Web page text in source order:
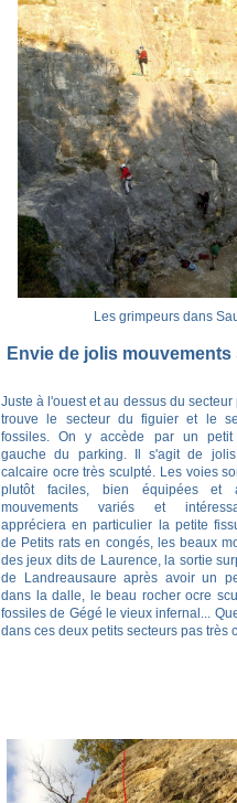
Les grimpeurs dans
Envie de jolis
Juste à l'ouest et au dessus du secteur
trouve le secteur du figuier et le
fossiles. On y accède par un
gauche du parking. Il s'agit de
calcaire ocre très sculpté. Les voies
plutôt faciles, bien équipées et
mouvements variés et
appréciera en particulier la petite
de Petits rats en congés, les beaux
des jeux dits de Laurence, la sortie
de Landreausaure après avoir un
dans la dalle, le beau rocher ocre
fossiles de Gégé le vieux infernal...
dans ces deux petits secteurs pas très